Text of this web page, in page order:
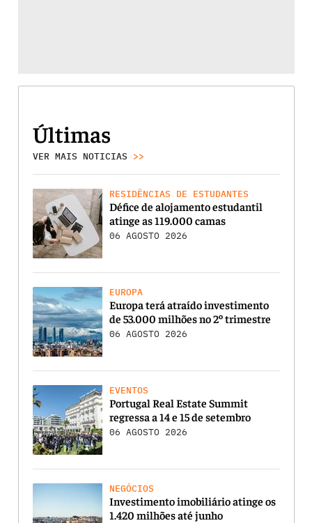
Últimas
VER MAIS NOTICIAS >>
RESIDÊNCIAS DE ESTUDANTES
Défice de alojamento estudantil
atinge as 119.000 camas
06 AGOSTO 2026
EUROPA
Europa terá atraído investimento
de 53.000 milhões no 2º trimestre
06 AGOSTO 2026
EVENTOS
Portugal Real Estate Summit
regressa a 14 e 15 de setembro
06 AGOSTO 2026
NEGÓCIOS
Investimento imobiliário atinge os
1.420 milhões até junho